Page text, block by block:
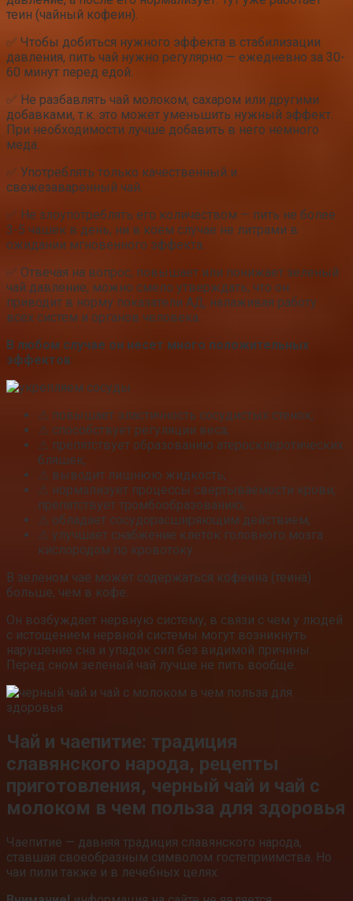
теин (чайный кофеин).
✅ Чтобы добиться нужного эффекта в стабилизации
давления, пить чай нужно регулярно — ежедневно за 30-
60 минут перед едой.
✅ Не разбавлять чай молоком, сахаром или другими
добавками, т.к. это может уменьшить нужный эффект.
При необходимости лучше добавить в него немного
меда.
✅ Употреблять только качественный и
свежезаваренный чай.
✅ Не злоупотреблять его количеством — пить не более
3-5 чашек в день, ни в коем случае не литрами в
ожидании мгновенного эффекта.
✅ Отвечая на вопрос, повышает или понижает зеленый
чай давление, можно смело утверждать, что он
приводит в норму показатели АД, налаживая работу
всех систем и органов человека.
В любом случае он несет много положительных
эффектов:
⚠ повышает эластичность сосудистых стенок;
⚠ способствует регуляции веса;
⚠ препятствует образованию атеросклеротических
бляшек;
⚠ выводит лишнюю жидкость;
⚠ нормализует процессы свертываемости крови,
препятствует тромбообразованию;
⚠ обладает сосудорасширяющим действием;
⚠ улучшает снабжение клеток головного мозга
кислородом по кровотоку.
В зеленом чае может содержаться кофеина (теина)
больше, чем в кофе.
Он возбуждает нервную систему, в связи с чем у людей
с истощением нервной системы могут возникнуть
нарушение сна и упадок сил без видимой причины.
Перед сном зеленый чай лучше не пить вообще.
Чай и чаепитие: традиция
славянского народа, рецепты
приготовления, черный чай и чай с
молоком в чем польза для здоровья
Чаепитие — давняя традиция славянского народа,
ставшая своеобразным символом гостеприимства. Но
чаи пили также и в лечебных целях.